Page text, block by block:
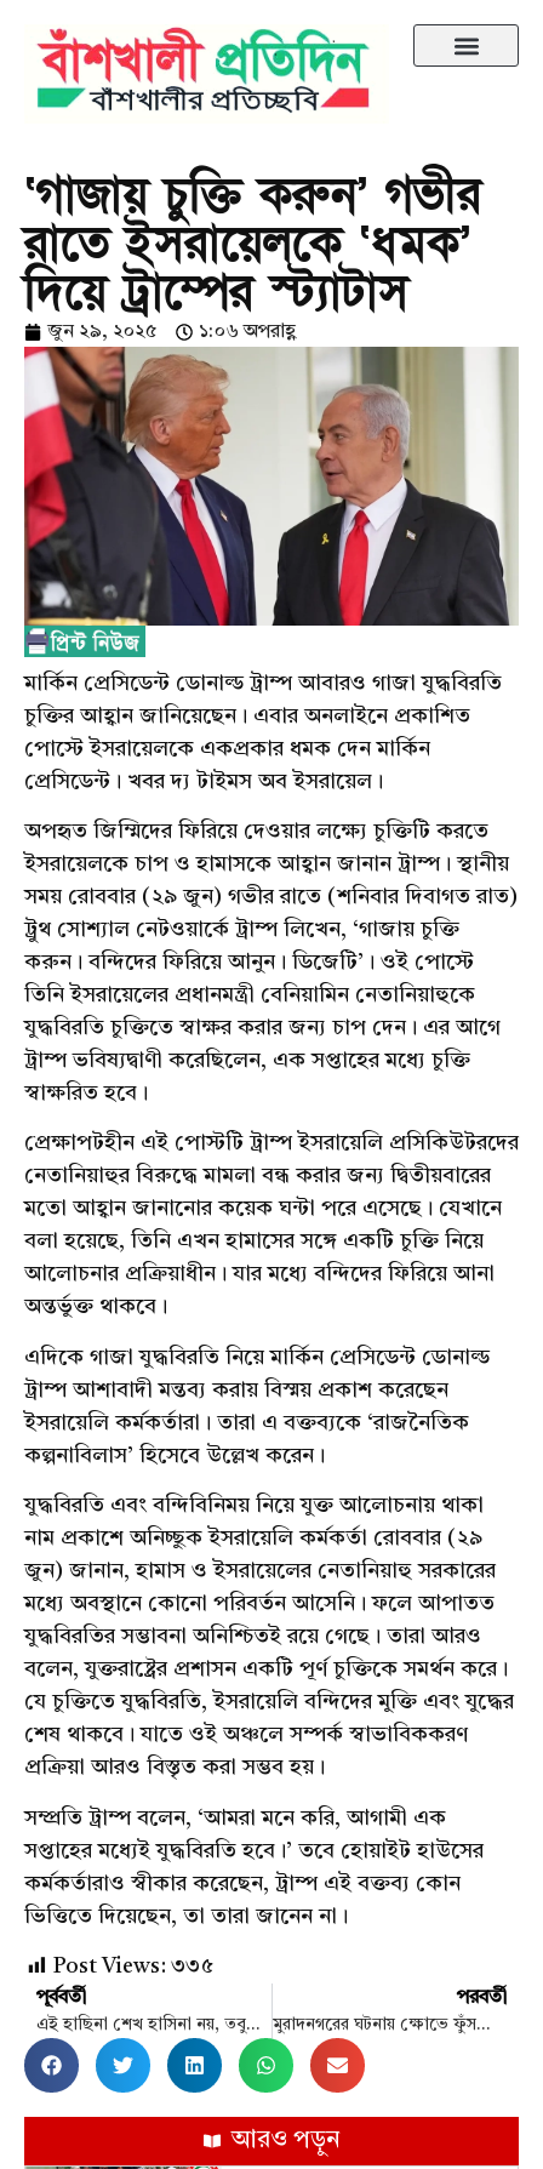
‘গাজায় চুক্তি করুন’ গভীর
রাতে ইসরায়েলকে ‘ধমক’
দিয়ে ট্রাম্পের স্ট্যাটাস
জুন ২৯, ২০২৫ ১:০৬ অপরাহ্ণ
মার্কিন প্রেসিডেন্ট ডোনাল্ড ট্রাম্প আবারও গাজা যুদ্ধবিরতি
চুক্তির আহ্বান জানিয়েছেন। এবার অনলাইনে প্রকাশিত
পোস্টে ইসরায়েলকে একপ্রকার ধমক দেন মার্কিন
প্রেসিডেন্ট। খবর দ্য টাইমস অব ইসরায়েল।
অপহৃত জিম্মিদের ফিরিয়ে দেওয়ার লক্ষ্যে চুক্তিটি করতে
ইসরায়েলকে চাপ ও হামাসকে আহ্বান জানান ট্রাম্প। স্থানীয়
সময় রোববার (২৯ জুন) গভীর রাতে (শনিবার দিবাগত রাত)
ট্রুথ সোশ্যাল নেটওয়ার্কে ট্রাম্প লিখেন, ‘গাজায় চুক্তি
করুন। বন্দিদের ফিরিয়ে আনুন। ডিজেটি’। ওই পোস্টে
তিনি ইসরায়েলের প্রধানমন্ত্রী বেনিয়ামিন নেতানিয়াহুকে
যুদ্ধবিরতি চুক্তিতে স্বাক্ষর করার জন্য চাপ দেন। এর আগে
ট্রাম্প ভবিষ্যদ্বাণী করেছিলেন, এক সপ্তাহের মধ্যে চুক্তি
স্বাক্ষরিত হবে।
প্রেক্ষাপটহীন এই পোস্টটি ট্রাম্প ইসরায়েলি প্রসিকিউটরদের
নেতানিয়াহুর বিরুদ্ধে মামলা বন্ধ করার জন্য দ্বিতীয়বারের
মতো আহ্বান জানানোর কয়েক ঘন্টা পরে এসেছে। যেখানে
বলা হয়েছে, তিনি এখন হামাসের সঙ্গে একটি চুক্তি নিয়ে
আলোচনার প্রক্রিয়াধীন। যার মধ্যে বন্দিদের ফিরিয়ে আনা
অন্তর্ভুক্ত থাকবে।
এদিকে গাজা যুদ্ধবিরতি নিয়ে মার্কিন প্রেসিডেন্ট ডোনাল্ড
ট্রাম্প আশাবাদী মন্তব্য করায় বিস্ময় প্রকাশ করেছেন
ইসরায়েলি কর্মকর্তারা। তারা এ বক্তব্যকে ‘রাজনৈতিক
কল্পনাবিলাস’ হিসেবে উল্লেখ করেন।
যুদ্ধবিরতি এবং বন্দিবিনিময় নিয়ে যুক্ত আলোচনায় থাকা
নাম প্রকাশে অনিচ্ছুক ইসরায়েলি কর্মকর্তা রোববার (২৯
জুন) জানান, হামাস ও ইসরায়েলের নেতানিয়াহু সরকারের
মধ্যে অবস্থানে কোনো পরিবর্তন আসেনি। ফলে আপাতত
যুদ্ধবিরতির সম্ভাবনা অনিশ্চিতই রয়ে গেছে। তারা আরও
বলেন, যুক্তরাষ্ট্রের প্রশাসন একটি পূর্ণ চুক্তিকে সমর্থন করে।
যে চুক্তিতে যুদ্ধবিরতি, ইসরায়েলি বন্দিদের মুক্তি এবং যুদ্ধের
শেষ থাকবে। যাতে ওই অঞ্চলে সম্পর্ক স্বাভাবিককরণ
প্রক্রিয়া আরও বিস্তৃত করা সম্ভব হয়।
সম্প্রতি ট্রাম্প বলেন, ‘আমরা মনে করি, আগামী এক
সপ্তাহের মধ্যেই যুদ্ধবিরতি হবে।’ তবে হোয়াইট হাউসের
কর্মকর্তারাও স্বীকার করেছেন, ট্রাম্প এই বক্তব্য কোন
ভিত্তিতে দিয়েছেন, তা তারা জানেন না।
Post Views: ৩৩৫
পূর্ববর্তী
এই হাছিনা শেখ হাসিনা নয়, তবুও একাধিকবার স্কুলের নাম পরিবর্তন
পরবর্তী
মুরাদনগরের ঘটনায় ক্ষোভে ফুঁসছে শোবিজ অঙ্গন
আরও পড়ুন